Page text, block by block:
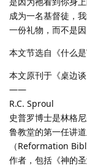
成为一名基督徒，
一份礼物，而不是
本文节选自《什么
本文原刊于《桌边
——
R.C. Sproul
史普罗博士是林格
鲁教堂的第一任讲
（Reformation
作者，包括《神的圣